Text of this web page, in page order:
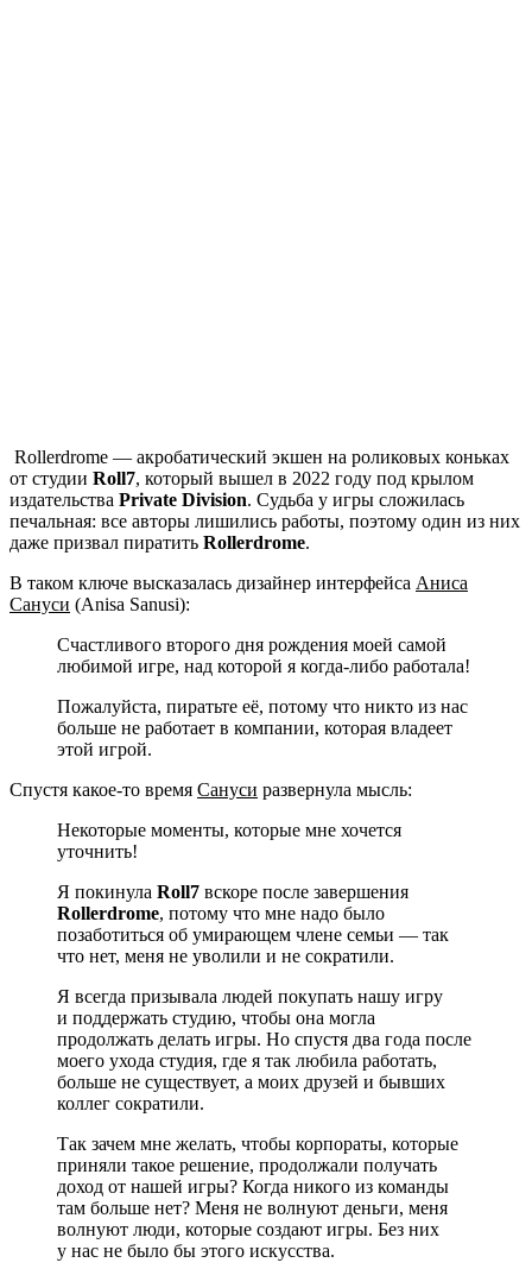
Rollerdrome — акробатический экшен на роликовых коньках
от студии Roll7, который вышел в 2022 году под крылом
издательства Private Division. Судьба у игры сложилась
печальная: все авторы лишились работы, поэтому один из них
даже призвал пиратить Rollerdrome.
В таком ключе высказалась дизайнер интерфейса Аниса
Сануси (Anisa Sanusi):
Счастливого второго дня рождения моей самой
любимой игре, над которой я когда-либо работала!
Пожалуйста, пиратьте её, потому что никто из нас
больше не работает в компании, которая владеет
этой игрой.
Спустя какое-то время Сануси развернула мысль:
Некоторые моменты, которые мне хочется
уточнить!
Я покинула Roll7 вскоре после завершения
Rollerdrome, потому что мне надо было
позаботиться об умирающем члене семьи — так
что нет, меня не уволили и не сократили.
Я всегда призывала людей покупать нашу игру
и поддержать студию, чтобы она могла
продолжать делать игры. Но спустя два года после
моего ухода студия, где я так любила работать,
больше не существует, а моих друзей и бывших
коллег сократили.
Так зачем мне желать, чтобы корпораты, которые
приняли такое решение, продолжали получать
доход от нашей игры? Когда никого из команды
там больше нет? Меня не волнуют деньги, меня
волнуют люди, которые создают игры. Без них
у нас не было бы этого искусства.